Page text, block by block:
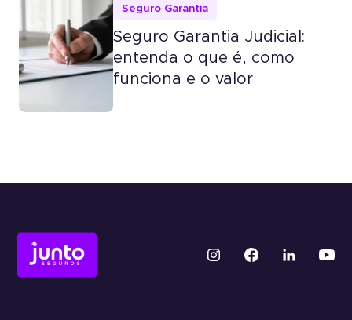
Seguro Garantia
Seguro Garantia Judicial:
entenda o que é, como
funciona e o valor